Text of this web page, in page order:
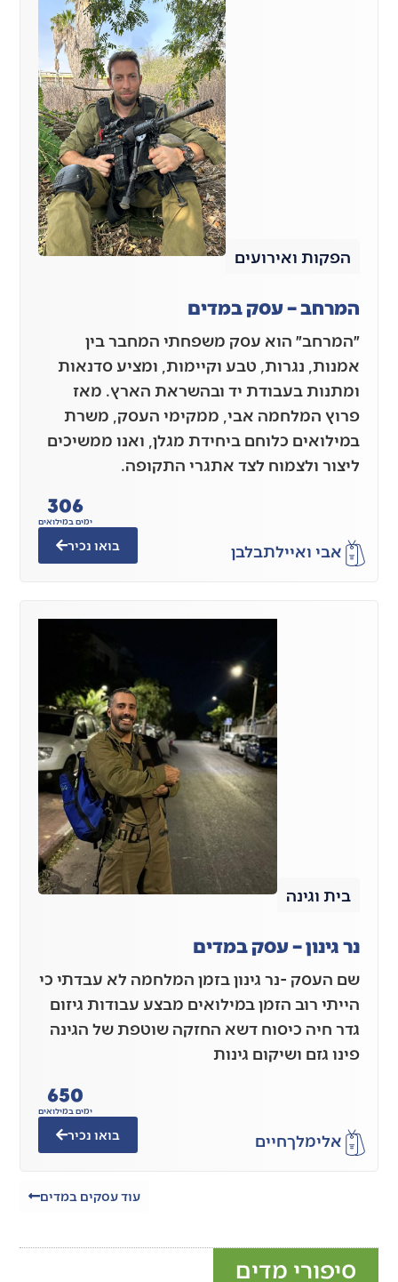
הפקות ואירועים
המרחב – עסק במדים
״המרחב״ הוא עסק משפחתי המחבר בין
אמנות, נגרות, טבע וקיימות, ומציע סדנאות
ומתנות בעבודת יד ובהשראת הארץ. מאז
פרוץ המלחמה אבי, ממקימי העסק, משרת
במילואים כלוחם ביחידת מגלן, ואנו ממשיכים
ליצור ולצמוח לצד אתגרי התקופה.
אבי ואיילתבלבן
ימים במילואים
306
בואו נכיר
בית וגינה
נר גינון – עסק במדים
שם העסק -נר גינון בזמן המלחמה לא עבדתי כי
הייתי רוב הזמן במילואים מבצע עבודות גיזום
גדר חיה כיסוח דשא החזקה שוטפת של הגינה
פינו גזם ושיקום גינות
אלימלךחיים
ימים במילואים
650
בואו נכיר
עוד עסקים במדים
סיפורי מדים